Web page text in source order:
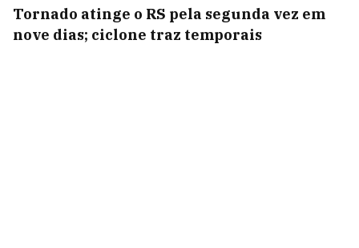
Tornado atinge o RS pela segunda vez em
nove dias; ciclone traz temporais